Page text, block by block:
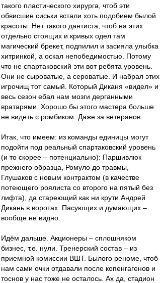
такого пластического хирурга, чтоб эти
обвисшие сиськи встали хоть подобием былой
красоты. Нет такого дантиста, чтоб на этих
отдельно стоящих и кривых одел там
магический брекет, подпилил и засияла улыбка
хитринкой, а оскал непобедимостью. Потому
что не спартаковский эти вот ребята уровень.
Они не сыроватые, а сероватые. И набрал этих
игрочищ тот самый. Который Диканя «видел» и
весь сезон ебал нам мозги дерганными
вратарями. Хорошо бы этого мастера больше
не видеть с ромбиком. Даже за ветеранов.
Итак, что имеем: из команды единицы могут
подойти под реальный спартаковский уровень
(и то скорее – потенциально): Паршивлюк
прежнего образца, Ромуло до травмы,
Глушаков с новым контрактом (в качестве
потеющего роялиста со второго на пятый без
лифта), да стареющий как ни крути Андрей
Дикань в воротах. Пасующих и думающих –
вообще не видно.
Идём дальше. Акционеры – сплошняком
бизнес, т.е. нули. Тренерский состав – из
приемной комиссии ВШТ. Былого реноме, чтоб
нам сами очки отдавали после копенгагенов и
тоснов у нас тоже не осталось. Ах да, стадион